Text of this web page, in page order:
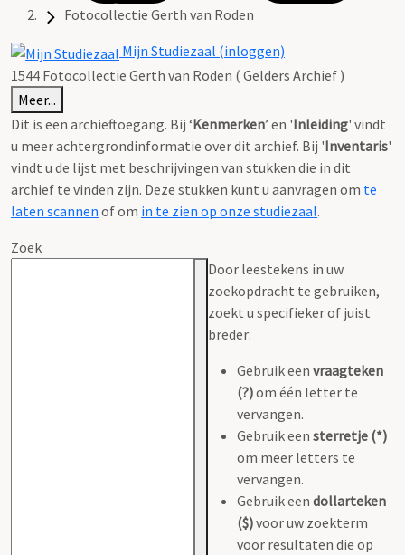
Fotocollectie Gerth van Roden
Mijn Studiezaal (inloggen)
1544 Fotocollectie Gerth van Roden ( Gelders Archief )
Meer...
Dit is een archieftoegang. Bij ‘Kenmerken’ en 'Inleiding' vindt
u meer achtergrondinformatie over dit archief. Bij 'Inventaris'
vindt u de lijst met beschrijvingen van stukken die in dit
archief te vinden zijn. Deze stukken kunt u aanvragen om te
laten scannen of om in te zien op onze studiezaal.
Zoek
Door leestekens in uw
zoekopdracht te gebruiken,
zoekt u specifieker of juist
breder:
Gebruik een vraagteken
(?)om één letter te
vervangen.
Gebruik een sterretje (*)
om meer letters te
vervangen.
Gebruik een dollarteken
($)voor uw zoekterm
voor resultaten die op